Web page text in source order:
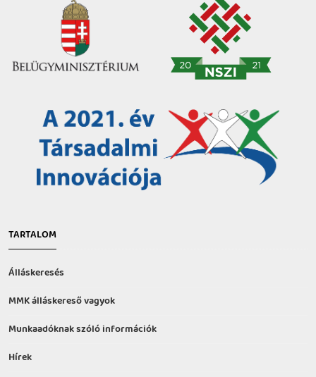
TARTALOM
Álláskeresés
MMK álláskereső vagyok
Munkaadóknak szóló információk
Hírek